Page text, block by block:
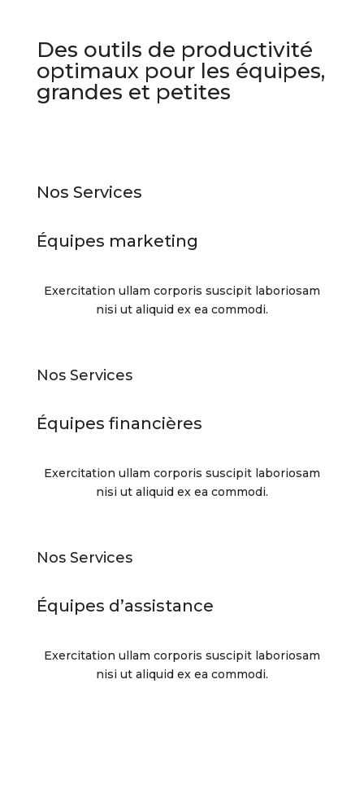
Des outils de productivité
optimaux pour les équipes,
grandes et petites
Nos Services
Équipes marketing
Exercitation ullam corporis suscipit laboriosam
nisi ut aliquid ex ea commodi.
Nos Services
Équipes financières
Exercitation ullam corporis suscipit laboriosam
nisi ut aliquid ex ea commodi.
Nos Services
Équipes d’assistance
Exercitation ullam corporis suscipit laboriosam
nisi ut aliquid ex ea commodi.